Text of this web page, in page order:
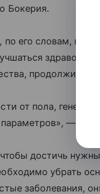
Бокерия.
его словам,
от пола,
—
достичь
убрать
заболевания,